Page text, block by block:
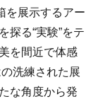
を展示するアー
探る“実験”をテ
を間近で体感
洗練された展
な角度から発